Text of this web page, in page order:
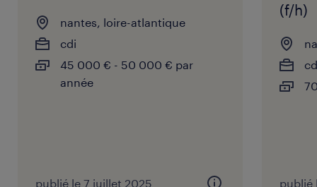
nantes, loire-atlantique
cdi
45 000 € - 50 000 € par
année
publié le 7 juillet 2025
(f/h)
publié